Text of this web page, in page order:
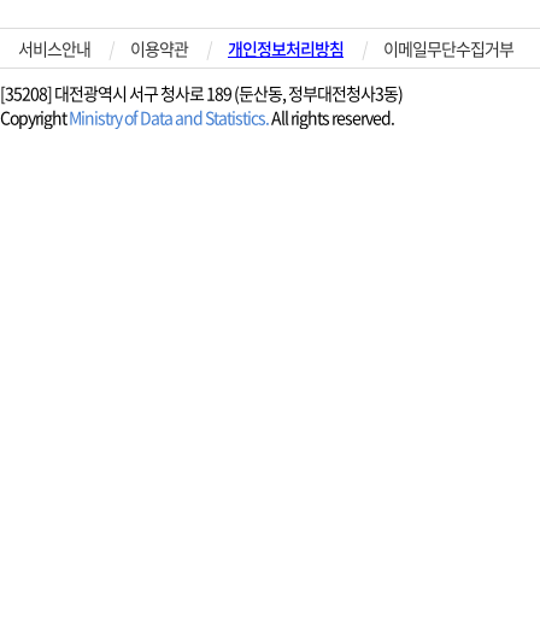
서비스안내 | 이용약관 | 개인정보처리방침 |
이메일무단수집거부
[35208] 대전광역시 서구 청사로 189 (둔산동, 정부대전청사3동)
CopyrightMinistry of Data and Statistics.All rights reserved.